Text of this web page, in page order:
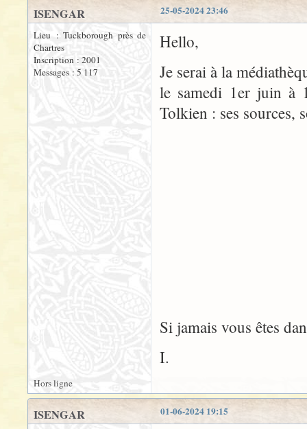
25-05-2024 23:46
ISENGAR
Lieu : Tuckborough près de
Chartres
Inscription : 2001
Messages : 5 117
Hello,
Je serai à la
le samedi 1er juin à
Tolkien : ses sources,
Si jamais vous êtes
I.
Hors ligne
01-06-2024 19:15
ISENGAR